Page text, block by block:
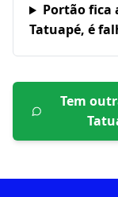
Portão fica
Tatuapé, é
Tem